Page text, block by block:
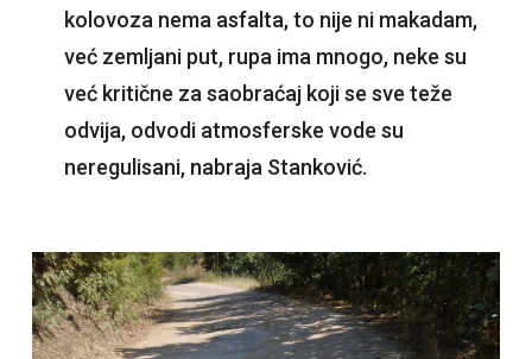
kolovoza nema asfalta, to nije ni makadam,
već zemljani put, rupa ima mnogo, neke su
već kritične za saobraćaj koji se sve teže
odvija, odvodi atmosferske vode su
neregulisani, nabraja Stanković.